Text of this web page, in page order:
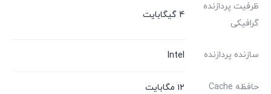
ظرفیت پردازنده
گرافیکی
4 گیگابایت
سازنده پردازنده Intel
حافظه Cache ۱۲ مگابایت